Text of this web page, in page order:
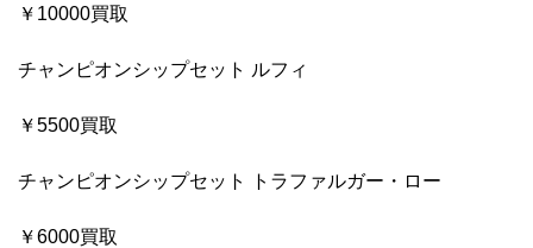
￥10000買取
チャンピオンシップセット ルフィ
￥5500買取
チャンピオンシップセット トラファルガー・ロー
￥6000買取